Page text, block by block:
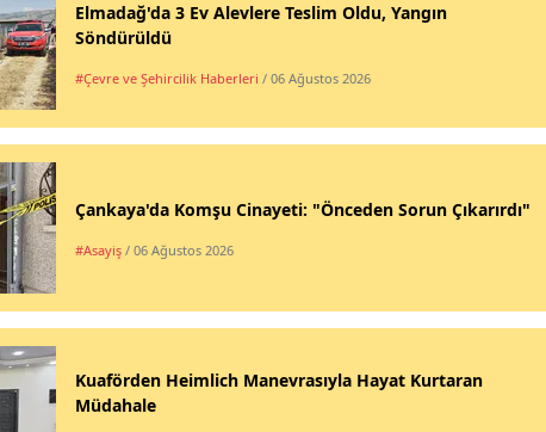
Elmadağ'da 3 Ev Alevlere Teslim Oldu, Yangın
Söndürüldü
#Çevre ve Şehircilik Haberleri / 06 Ağustos 2026
Çankaya'da Komşu Cinayeti: "Önceden Sorun Çıkarırdı"
#Asayiş / 06 Ağustos 2026
Kuaförden Heimlich Manevrasıyla Hayat Kurtaran
Müdahale